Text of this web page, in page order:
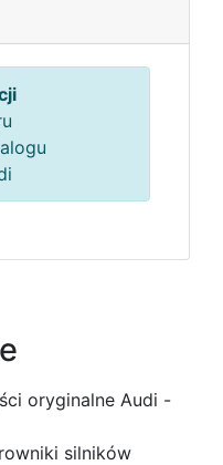
oryginalne Audi -
silników